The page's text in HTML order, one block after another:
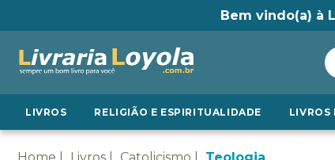
Bem vindo(a) à
LIVROS RELIGIÃO E ESPIRITUALIDADE LIVROS